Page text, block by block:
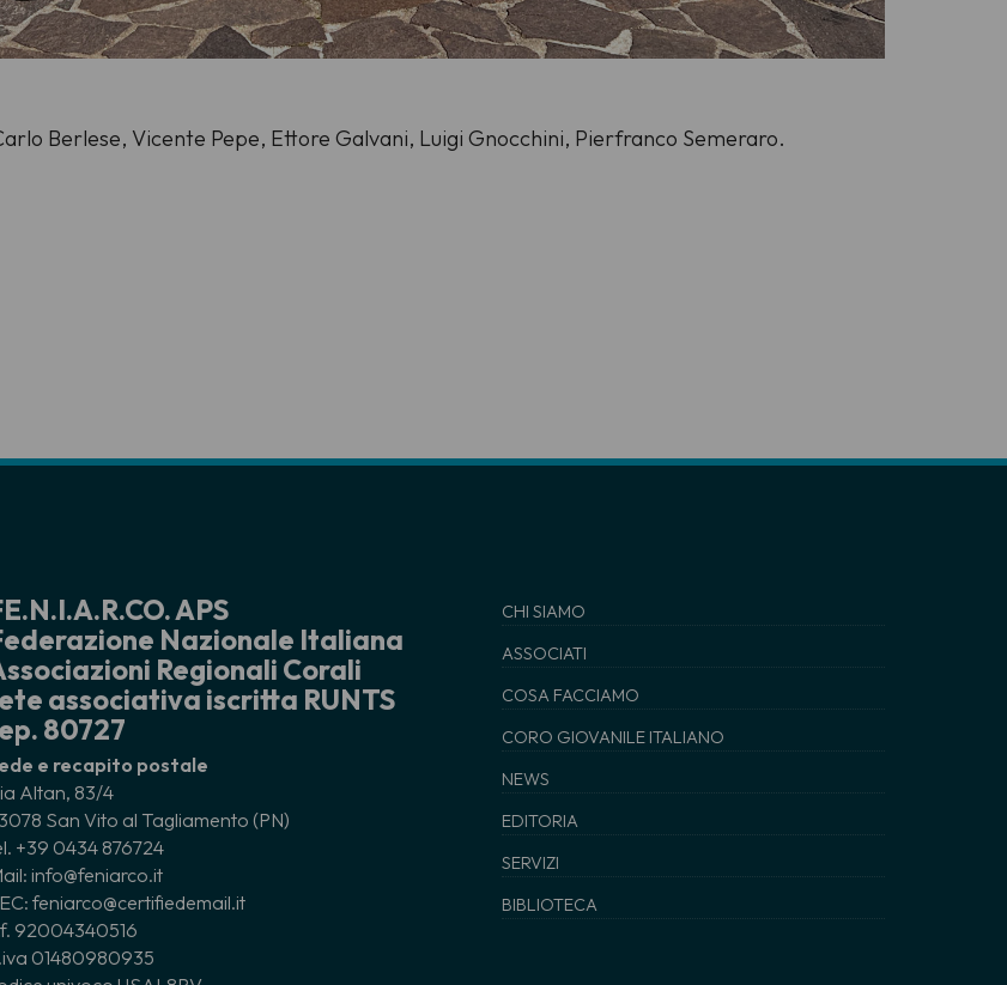
Berlese, Vicente Pepe, Ettore Galvani, Luigi Gnocchini, Pierfranco Semeraro.
APS
Nazionale Italiana
Regionali Corali
associativa iscritta RUNTS
80727
e recapito postale
Altan, 83/4
San Vito al Tagliamento (PN)
+39 0434 876724
info@feniarco.it
feniarco@certifiedemail.it
92004340516
01480980935
CHI SIAMO
ASSOCIATI
COSA FACCIAMO
CORO GIOVANILE ITALIANO
NEWS
EDITORIA
SERVIZI
BIBLIOTECA